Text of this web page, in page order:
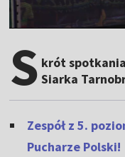
S krót
Siarka
Zespół z 5.
Pucharze Polski!